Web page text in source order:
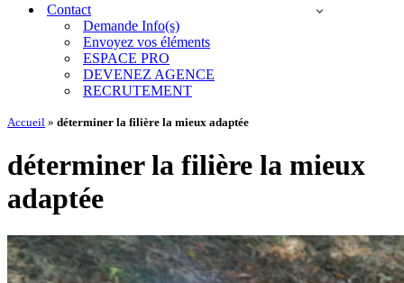
Contact
Demande Info(s)
Envoyez vos éléments
ESPACE PRO
DEVENEZ AGENCE
RECRUTEMENT
Accueil » déterminer la filière la mieux adaptée
déterminer la filière la mieux
adaptée